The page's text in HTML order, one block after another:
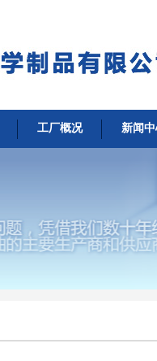
工厂概况 新闻